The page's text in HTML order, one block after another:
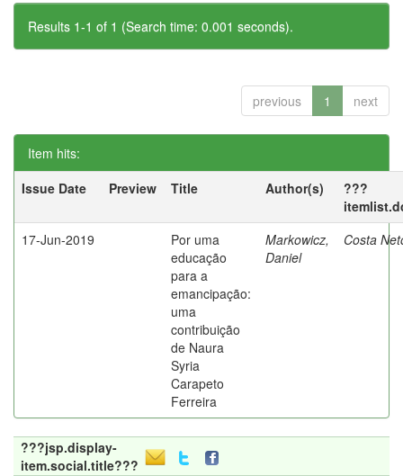
Results 1-1 of 1 (Search time: 0.001 seconds).
previous 1 next
Item hits:
Issue Date
Preview Title Author(s)
???
17-Jun-2019
Por uma
educação
para a
emancipação:
uma
contribuição
de Naura
Syria
Carapeto
Ferreira
Markowicz,
Daniel
Costa
???jsp.display-
item.social.title???